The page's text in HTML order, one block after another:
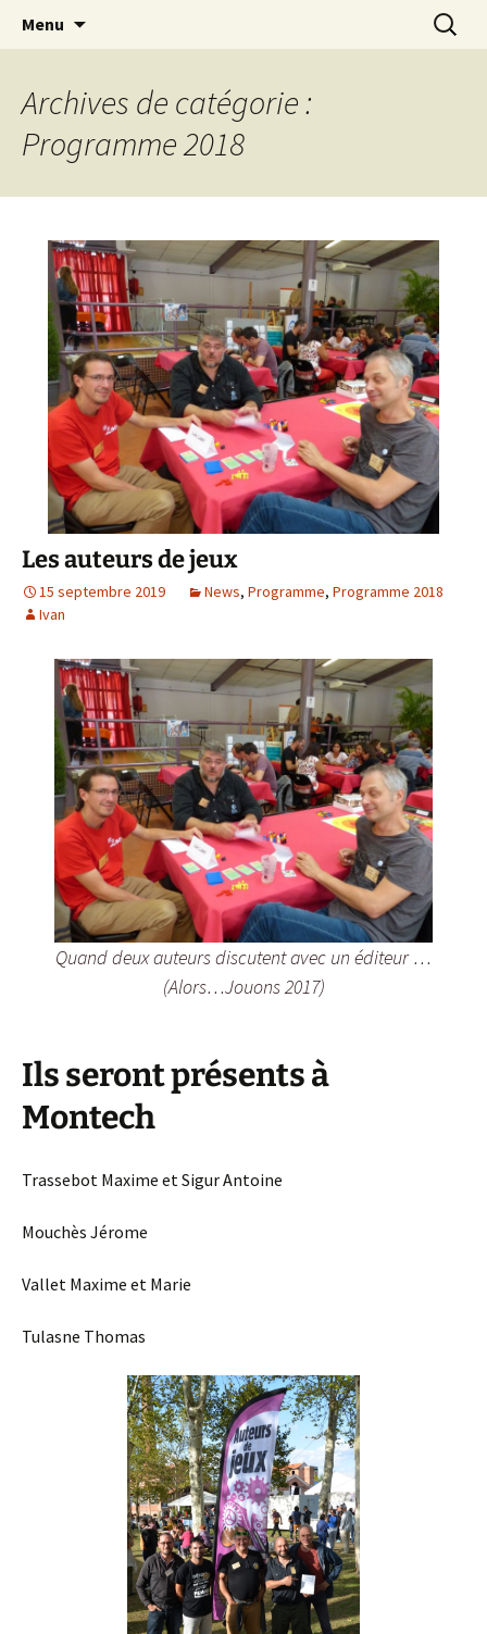
Alors…Jouons !
Festival du jeu en Tarn-et-Garonne
Menu
Archives de catégorie :
Programme 2018
Les auteurs de jeux
15 septembre 2019 News, Programme, Programme 2018
Ivan
Quand deux auteurs discutent avec un éditeur …
(Alors…Jouons 2017)
Ils seront présents à
Montech
Trassebot Maxime et Sigur Antoine
Mouchès Jérome
Vallet Maxime et Marie
Tulasne Thomas